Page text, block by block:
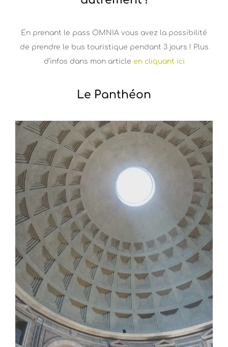
En prenant le pass OMNIA vous avez la possibilité
de prendre le bus touristique pendant 3 jours ! Plus
d’infos dans mon article en cliquant ici
Le Panthéon